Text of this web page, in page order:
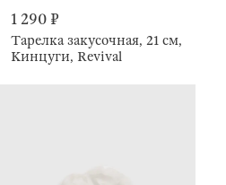
1 290 ₽
Тарелка закусочная, 21 см,
Кинцуги, Revival